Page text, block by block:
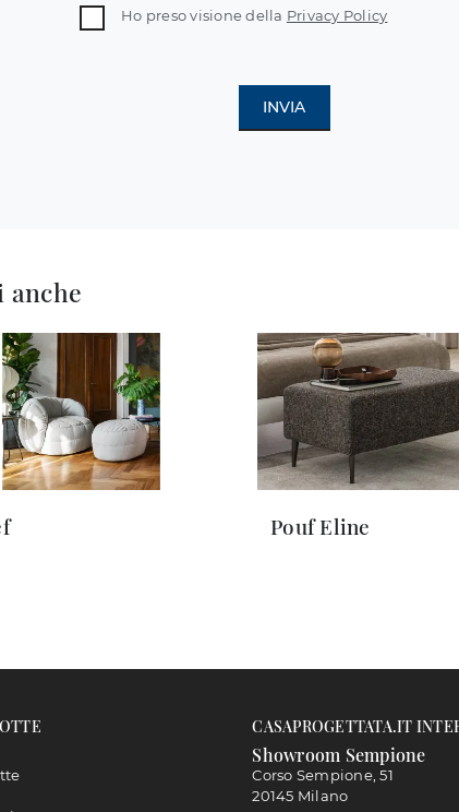
Ho preso visione della Privacy Policy
INVIA
anche
Pouf Eline
CASAPROGETTATA.IT
Showroom Sempione
Corso Sempione, 51
20145 Milano